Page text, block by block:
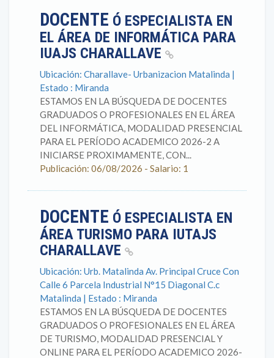
DOCENTE Ó ESPECIALISTA EN
EL ÁREA DE INFORMÁTICA PARA
IUAJS CHARALLAVE
Ubicación: Charallave- Urbanizacion Matalinda |
Estado : Miranda
ESTAMOS EN LA BÚSQUEDA DE DOCENTES
GRADUADOS O PROFESIONALES EN EL ÁREA
DEL INFORMÁTICA, MODALIDAD PRESENCIAL
PARA EL PERÍODO ACADEMICO 2026-2 A
INICIARSE PROXIMAMENTE, CON...
Publicación: 06/08/2026 - Salario: 1
DOCENTE Ó ESPECIALISTA EN
ÁREA TURISMO PARA IUTAJS
CHARALLAVE
Ubicación: Urb. Matalinda Av. Principal Cruce Con
Calle 6 Parcela Industrial N°15 Diagonal C.c
Matalinda | Estado : Miranda
ESTAMOS EN LA BÚSQUEDA DE DOCENTES
GRADUADOS O PROFESIONALES EN EL ÁREA
DE TURISMO, MODALIDAD PRESENCIAL Y
ONLINE PARA EL PERÍODO ACADEMICO 2026-